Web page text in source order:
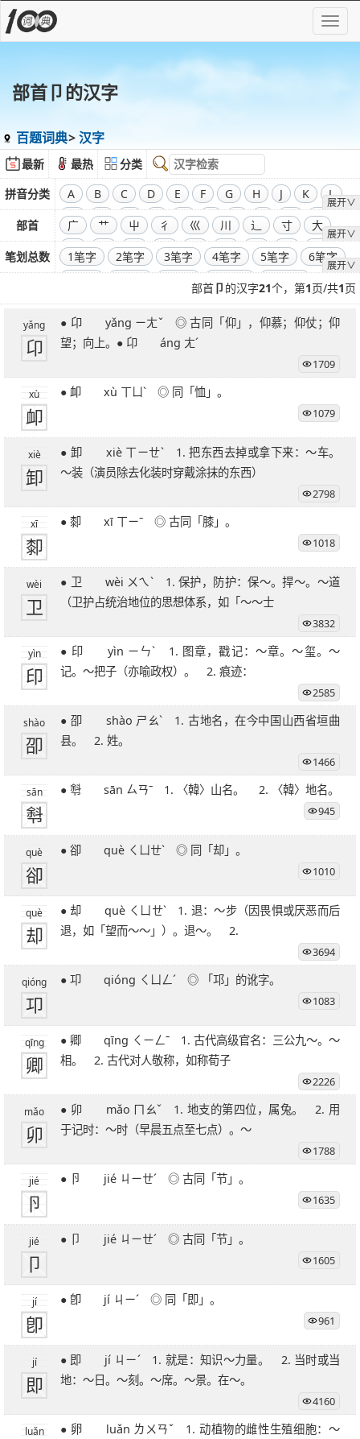
部首卩的汉字
百题词典 汉字
最新 最热
分类
拼音分类
展开∨
A B C D E F G H J K
L
M
N O P Q R S T W
X
Y
Z
部首
展开∨
广 艹 屮 彳 巛 川 辶 寸
大
飞
干 工 弓 廾 囗 己 彐
彑
巾
口 全部偏旁部首
笔划总数
展开∨
1笔字 2笔字 3笔字 4笔字 5笔字
6笔字
10笔字
11笔字
12笔字
13笔字 14笔字 15笔字
16笔字
17笔字
18笔字 19笔字 20笔字
21笔字
22笔字
23笔字 24笔字
31笔字
32笔字
33笔字 34笔字
部首卩 的汉字21个，第1页/共1页
yǎng
卬
● 卬 yǎng ㄧㄤˇ ◎ 古同「仰」，仰慕；仰仗；仰
望；向上。● 卬 áng ㄤˊ
1709
xù
卹
● 卹 xù ㄒㄩˋ ◎ 同「恤」。
1079
xiè
卸
● 卸 xiè ㄒㄧㄝˋ 1. 把东西去掉或拿下来：～车。
～装（演员除去化装时穿戴涂抹的东西）
2798
xī
厀
● 厀 xī ㄒㄧˉ ◎ 古同「膝」。
1018
wèi
卫
● 卫 wèi ㄨㄟˋ 1. 保护，防护：保～。捍～。～道
（卫护占统治地位的思想体系，如「～～士
3832
yìn
印
● 印 yìn ㄧㄣˋ 1. 图章，戳记：～章。～玺。～
记。～把子（亦喻政权）。 2. 痕迹：
2585
shào
卲
● 卲 shào ㄕㄠˋ 1. 古地名，在今中国山西省垣曲
县。 2. 姓。
1466
sān
厁
● 厁 sān ㄙㄢˉ 1. 〈韓〉山名。 2. 〈韓〉地名。
945
què
卻
● 卻 què ㄑㄩㄝˋ ◎ 同「却」。
1010
què
却
● 却 què ㄑㄩㄝˋ 1. 退：～步（因畏惧或厌恶而后
退，如「望而～～」）。退～。 2.
3694
qióng
卭
● 卭 qióng ㄑㄩㄥˊ ◎ 「邛」的讹字。
1083
qīng
卿
● 卿 qīng ㄑㄧㄥˉ 1. 古代高级官名：三公九～。～
相。 2. 古代对人敬称，如称荀子
2226
mǎo
卯
● 卯 mǎo ㄇㄠˇ 1. 地支的第四位，属兔。 2. 用
于记时：～时（早晨五点至七点）。～
1788
jié
卪
● 卪 jié ㄐㄧㄝˊ ◎ 古同「节」。
1635
jié
卩
● 卩 jié ㄐㄧㄝˊ ◎ 古同「节」。
1605
jí
卽
● 卽 jí ㄐㄧˊ ◎ 同「即」。
961
jí
即
● 即 jí ㄐㄧˊ 1. 就是：知识～力量。 2. 当时或当
地：～日。～刻。～席。～景。在～。
4160
luǎn
● 卵 luǎn ㄌㄨㄢˇ 1. 动植物的雌性生殖细胞：～